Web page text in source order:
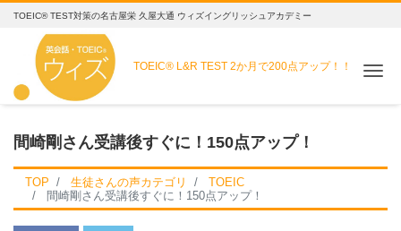
TOEIC® TEST対策の名古屋栄 久屋大通 ウィズイングリッシュアカデミー
TOEIC® L&R TEST2か月で200点アップ！！
間崎剛さん受講後すぐに！150点アップ！
TOP 生徒さんの声カテゴリ
TOEIC
間崎剛さん受講後すぐに！150点アップ！